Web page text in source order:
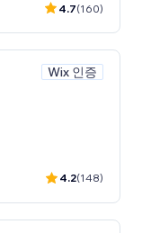
4.7(160)
Wix 인증
4.2(148)